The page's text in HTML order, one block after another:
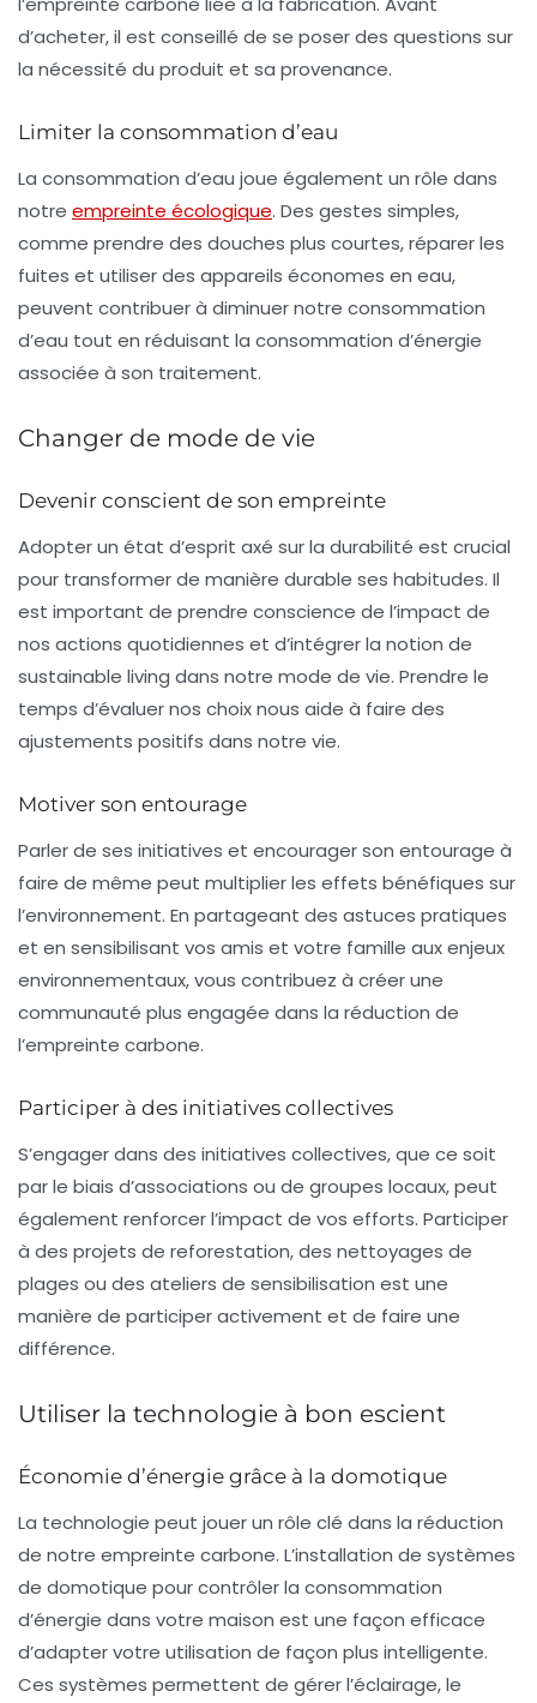
d’acheter, il est conseillé de se poser des questions sur
la nécessité du produit et sa provenance.
Limiter la consommation d’eau
La consommation d’eau joue également un rôle dans
notre empreinte écologique. Des gestes simples,
comme prendre des douches plus courtes, réparer les
fuites et utiliser des appareils économes en eau,
peuvent contribuer à diminuer notre consommation
d’eau tout en réduisant la consommation d’énergie
associée à son traitement.
Changer de mode de vie
Devenir conscient de son empreinte
Adopter un état d’esprit axé sur la durabilité est crucial
pour transformer de manière durable ses habitudes. Il
est important de prendre conscience de l’impact de
nos actions quotidiennes et d’intégrer la notion de
sustainable living dans notre mode de vie. Prendre le
temps d’évaluer nos choix nous aide à faire des
ajustements positifs dans notre vie.
Motiver son entourage
Parler de ses initiatives et encourager son entourage à
faire de même peut multiplier les effets bénéfiques sur
l’environnement. En partageant des astuces pratiques
et en sensibilisant vos amis et votre famille aux enjeux
environnementaux, vous contribuez à créer une
communauté plus engagée dans la réduction de
l’empreinte carbone.
Participer à des initiatives collectives
S’engager dans des initiatives collectives, que ce soit
par le biais d’associations ou de groupes locaux, peut
également renforcer l’impact de vos efforts. Participer
à des projets de reforestation, des nettoyages de
plages ou des ateliers de sensibilisation est une
manière de participer activement et de faire une
différence.
Utiliser la technologie à bon escient
Économie d’énergie grâce à la domotique
La technologie peut jouer un rôle clé dans la réduction
de notre empreinte carbone. L’installation de systèmes
de domotique pour contrôler la consommation
d’énergie dans votre maison est une façon efficace
d’adapter votre utilisation de façon plus intelligente.
Ces systèmes permettent de gérer l’éclairage, le